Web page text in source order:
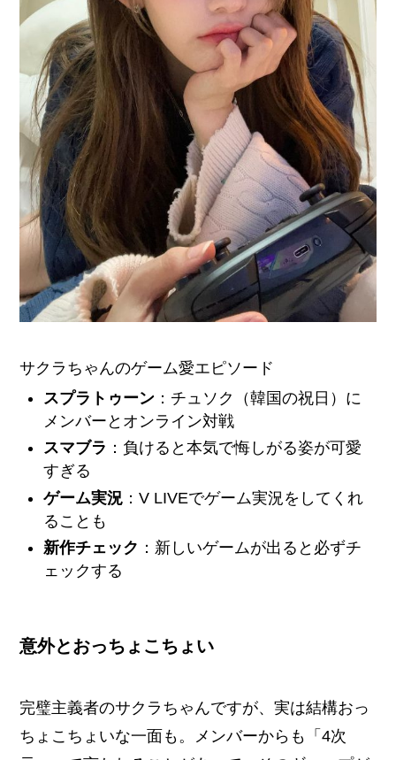
サクラちゃんのゲーム愛エピソード
スプラトゥーン ：チュソク（韓国の祝日）に
メンバーとオンライン対戦
スマブラ ：負けると本気で悔しがる姿が可愛
すぎる
ゲーム実況 ：V LIVEでゲーム実況をしてくれ
ることも
新作チェック ：新しいゲームが出ると必ずチ
ェックする
意外とおっちょこちょい
完璧主義者のサクラちゃんですが、実は結構おっ
ちょこちょいな一面も。メンバーからも「4次